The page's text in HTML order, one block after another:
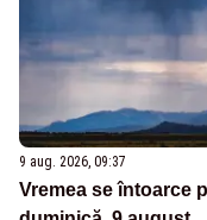
9 aug. 2026, 09:37
Vremea se întoarce